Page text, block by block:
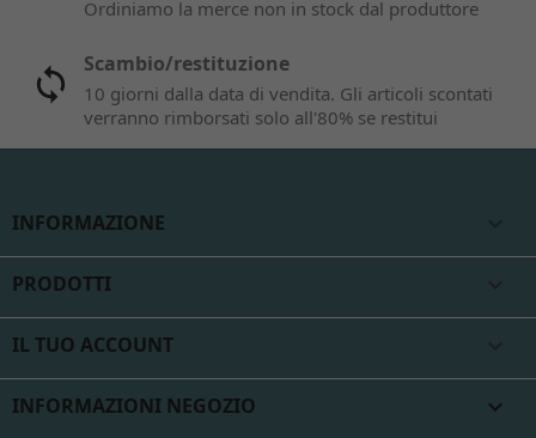
Ordiniamo la merce non in stock dal produttore
Scambio/restituzione
10 giorni dalla data di vendita. Gli articoli scontati
verranno rimborsati solo all'80% se restitui
INFORMAZIONE
PRODOTTI
IL TUO ACCOUNT
INFORMAZIONI NEGOZIO keyboard_arrow_down